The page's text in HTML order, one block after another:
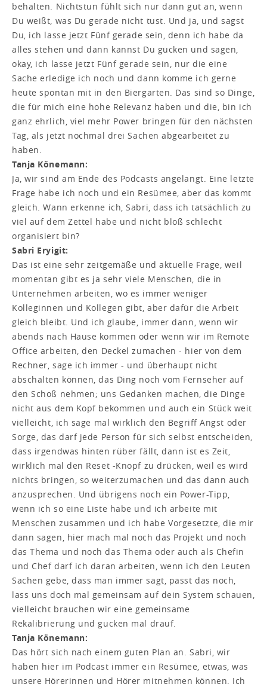
behalten. Nichtstun fühlt sich nur dann gut an, wenn
Du weißt, was Du gerade nicht tust. Und ja, und sagst
Du, ich lasse jetzt Fünf gerade sein, denn ich habe da
alles stehen und dann kannst Du gucken und sagen,
okay, ich lasse jetzt Fünf gerade sein, nur die eine
Sache erledige ich noch und dann komme ich gerne
heute spontan mit in den Biergarten. Das sind so Dinge,
die für mich eine hohe Relevanz haben und die, bin ich
ganz ehrlich, viel mehr Power bringen für den nächsten
Tag, als jetzt nochmal drei Sachen abgearbeitet zu
haben.
Tanja Könemann:
Ja, wir sind am Ende des Podcasts angelangt. Eine letzte
Frage habe ich noch und ein Resümee, aber das kommt
gleich. Wann erkenne ich, Sabri, dass ich tatsächlich zu
viel auf dem Zettel habe und nicht bloß schlecht
organisiert bin?
Sabri Eryigit:
Das ist eine sehr zeitgemäße und aktuelle Frage, weil
momentan gibt es ja sehr viele Menschen, die in
Unternehmen arbeiten, wo es immer weniger
Kolleginnen und Kollegen gibt, aber dafür die Arbeit
gleich bleibt. Und ich glaube, immer dann, wenn wir
abends nach Hause kommen oder wenn wir im Remote
Office arbeiten, den Deckel zumachen - hier von dem
Rechner, sage ich immer - und überhaupt nicht
abschalten können, das Ding noch vom Fernseher auf
den Schoß nehmen; uns Gedanken machen, die Dinge
nicht aus dem Kopf bekommen und auch ein Stück weit
vielleicht, ich sage mal wirklich den Begriff Angst oder
Sorge, das darf jede Person für sich selbst entscheiden,
dass irgendwas hinten rüber fällt, dann ist es Zeit,
wirklich mal den Reset -Knopf zu drücken, weil es wird
nichts bringen, so weiterzumachen und das dann auch
anzusprechen. Und übrigens noch ein Power-Tipp,
wenn ich so eine Liste habe und ich arbeite mit
Menschen zusammen und ich habe Vorgesetzte, die mir
dann sagen, hier mach mal noch das Projekt und noch
das Thema und noch das Thema oder auch als Chefin
und Chef darf ich daran arbeiten, wenn ich den Leuten
Sachen gebe, dass man immer sagt, passt das noch,
lass uns doch mal gemeinsam auf dein System schauen,
vielleicht brauchen wir eine gemeinsame
Rekalibrierung und gucken mal drauf.
Tanja Könemann:
Das hört sich nach einem guten Plan an. Sabri, wir
haben hier im Podcast immer ein Resümee, etwas, was
unsere Hörerinnen und Hörer mitnehmen können. Ich